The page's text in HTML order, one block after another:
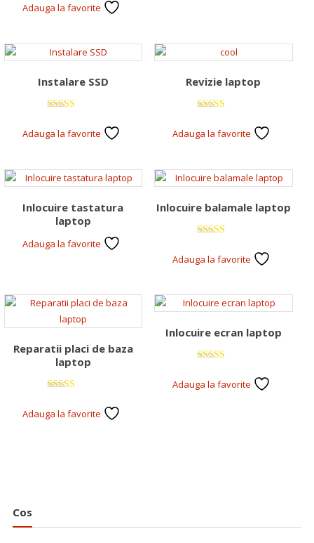
Adauga la favorite
Instalare SSD
5.00
din 5
Adauga la favorite
Revizie laptop
5.00
din 5
Adauga la favorite
Inlocuire tastatura
laptop
Adauga la favorite
Inlocuire balamale laptop
5.00
din 5
Adauga la favorite
Reparatii placi de baza
laptop
5.00
din 5
Adauga la favorite
Inlocuire ecran laptop
5.00
din 5
Adauga la favorite
Cos